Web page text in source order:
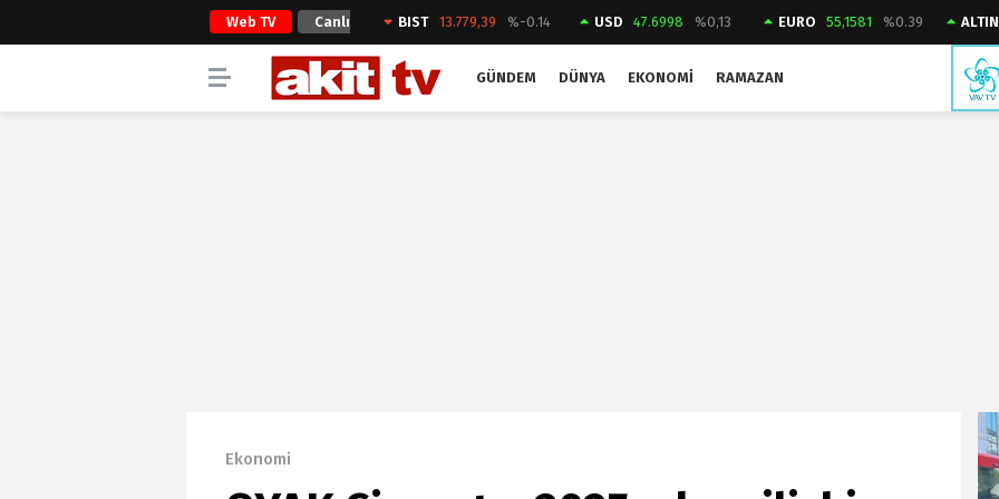
Web TV Canlı
Yayın
BIST 13.779,39 %-0.14 USD 47.6998 %0,13 EURO 55,1581 %0.39 ALTIN
GÜNDEM DÜNYA EKONOMI RAMAZAN
Ekonomi